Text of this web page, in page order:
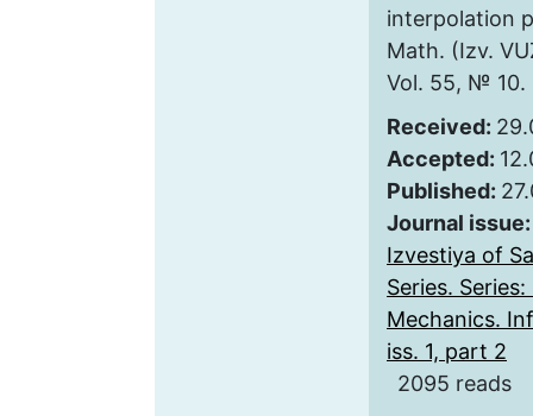
interpolation
Math. (Izv.
Vol. 55, № 10.
Received:
Accepted:
Published:
Journal
Izvestiya of
Series.
Mechanics.
iss. 1, part 2
2095 reads